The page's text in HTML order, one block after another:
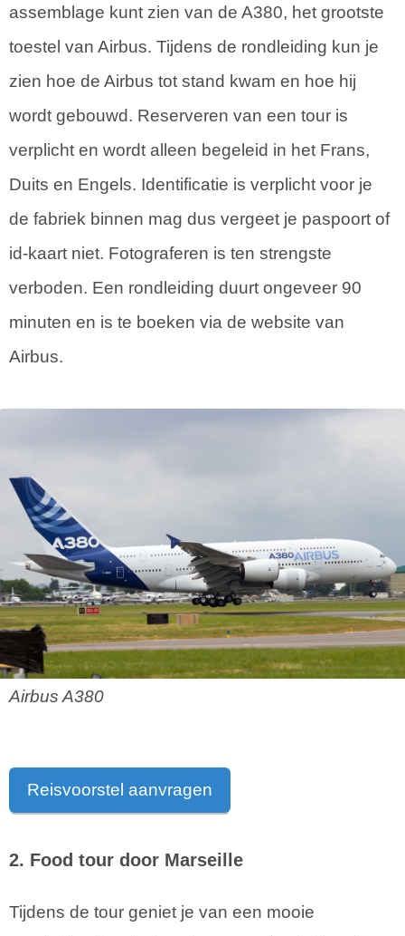
assemblage kunt zien van de A380, het grootste
toestel van Airbus. Tijdens de rondleiding kun je
zien hoe de Airbus tot stand kwam en hoe hij
wordt gebouwd. Reserveren van een tour is
verplicht en wordt alleen begeleid in het Frans,
Duits en Engels. Identificatie is verplicht voor je
de fabriek binnen mag dus vergeet je paspoort of
id-kaart niet. Fotograferen is ten strengste
verboden. Een rondleiding duurt ongeveer 90
minuten en is te boeken via de website van
Airbus.
Airbus A380
Reisvoorstel aanvragen
2. Food tour door Marseille
Tijdens de tour geniet je van een mooie